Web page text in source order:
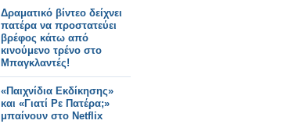
Δραματικό βίντεο δείχνει
πατέρα να προστατεύει
βρέφος κάτω από
κινούμενο τρένο στο
Μπαγκλαντές!
«Παιχνίδια Εκδίκησης»
και «Γιατί Ρε Πατέρα;»
μπαίνουν στο Netflix